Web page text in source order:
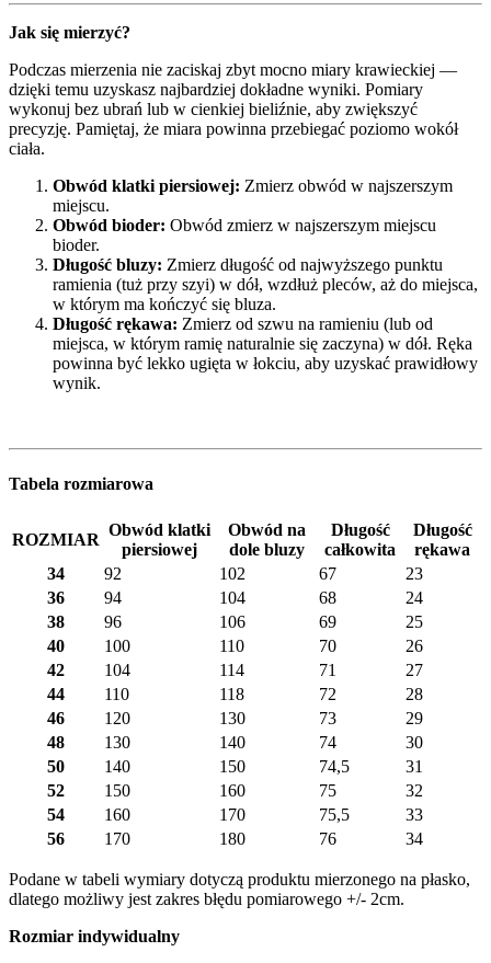
Jak się mierzyć?
Podczas mierzenia nie zaciskaj zbyt mocno miary krawieckiej —
dzięki temu uzyskasz najbardziej dokładne wyniki. Pomiary
wykonuj bez ubrań lub w cienkiej bieliźnie, aby zwiększyć
precyzję. Pamiętaj, że miara powinna przebiegać poziomo wokół
ciała.
Obwód klatki piersiowej: Zmierz obwód w najszerszym
miejscu.
Obwód bioder: Obwód zmierz w najszerszym miejscu
bioder.
Długość bluzy: Zmierz długość od najwyższego punktu
ramienia (tuż przy szyi) w dół, wzdłuż pleców, aż do miejsca,
w którym ma kończyć się bluza.
Długość rękawa: Zmierz od szwu na ramieniu (lub od
miejsca, w którym ramię naturalnie się zaczyna) w dół. Ręka
powinna być lekko ugięta w łokciu, aby uzyskać prawidłowy
wynik.
Tabela rozmiarowa
ROZMIAR
Obwód klatki
piersiowej
Obwód na
dole bluzy
Długość
całkowita
Długość
rękawa
34
92 102 67
23
36
94 104 68
24
38
96 106 69
25
40
100 110 70
26
42
104 114 71
27
44
110 118 72
28
46
120 130 73
29
48
130 140 74
30
50
140 150 74,5
31
52
150 160 75
32
54
160 170 75,5
33
56
170 180 76 34
Podane w tabeli wymiary dotyczą produktu mierzonego na płasko,
dlatego możliwy jest zakres błędu pomiarowego +/- 2cm.
Rozmiar indywidualny